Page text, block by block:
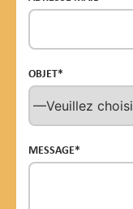
OBJET*
MESSAGE*